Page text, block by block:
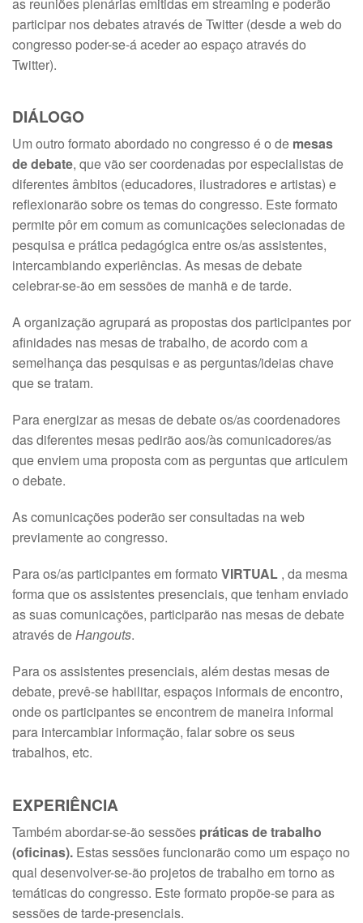
participar nos debates através de Twitter (desde a web do
congresso poder-se-á aceder ao espaço através do
Twitter).
DIÁLOGO
Um outro formato abordado no congresso é o de mesas
de debate, que vão ser coordenadas por especialistas de
diferentes âmbitos (educadores, ilustradores e artistas) e
reflexionarão sobre os temas do congresso. Este formato
permite pôr em comum as comunicações selecionadas de
pesquisa e prática pedagógica entre os/as assistentes,
intercambiando experiências. As mesas de debate
celebrar-se-ão em sessões de manhã e de tarde.
A organização agrupará as propostas dos participantes por
afinidades nas mesas de trabalho, de acordo com a
semelhança das pesquisas e as perguntas/ideias chave
que se tratam.
Para energizar as mesas de debate os/as coordenadores
das diferentes mesas pedirão aos/às comunicadores/as
que enviem uma proposta com as perguntas que articulem
o debate.
As comunicações poderão ser consultadas na web
previamente ao congresso.
Para os/as participantes em formato VIRTUAL , da mesma
forma que os assistentes presenciais, que tenham enviado
as suas comunicações, participarão nas mesas de debate
através deHangouts.
Para os assistentes presenciais, além destas mesas de
debate, prevê-se habilitar, espaços informais de encontro,
onde os participantes se encontrem de maneira informal
para intercambiar informação, falar sobre os seus
trabalhos, etc.
EXPERIÊNCIA
Também abordar-se-ão sessões práticas de trabalho
(oficinas). Estas sessões funcionarão como um espaço no
qual desenvolver-se-ão projetos de trabalho em torno as
temáticas do congresso. Este formato propõe-se para as
sessões de tarde-presenciais.